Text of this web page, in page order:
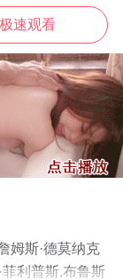
极速观看
姆斯·德莫纳克
菲利普斯,布鲁斯